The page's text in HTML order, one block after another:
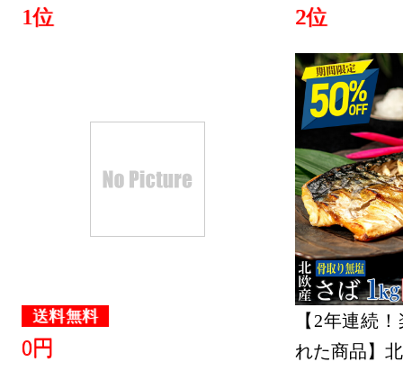
1位
送料無料
0円
2位
【2年連続
れた商品】